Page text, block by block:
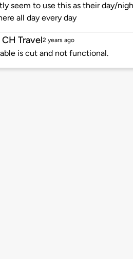
seem to use this as their day/
all day every day
Travel2 years ago
is cut and not functional.